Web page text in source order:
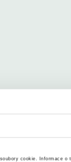
cookie. Informace